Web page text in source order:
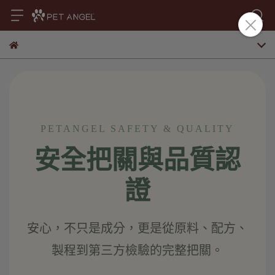
PETANGEL SAFETY & QUALITY
安全把關與品質認
證
安心，不只是成分，更是從原料、配方、
製程到第三方檢驗的完整把關。